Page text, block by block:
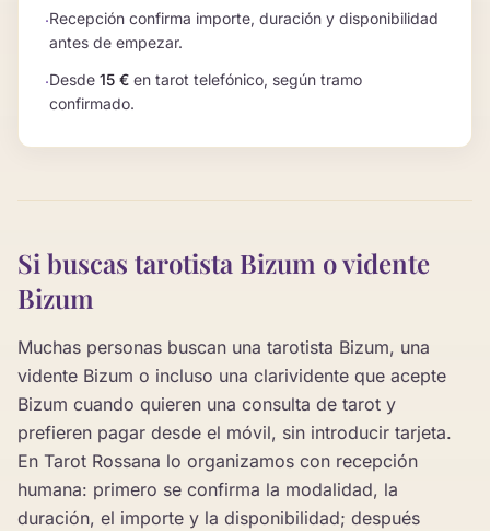
·Recepción confirma importe, duración y disponibilidad
antes de empezar.
·Desde 15 € en tarot telefónico, según tramo
confirmado.
Si buscas tarotista Bizum o vidente
Bizum
Muchas personas buscan una tarotista Bizum, una
vidente Bizum o incluso una clarividente que acepte
Bizum cuando quieren una consulta de tarot y
prefieren pagar desde el móvil, sin introducir tarjeta.
En Tarot Rossana lo organizamos con recepción
humana: primero se confirma la modalidad, la
duración, el importe y la disponibilidad; después